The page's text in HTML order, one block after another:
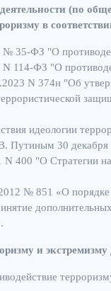
(по
в
№ 35-ФЗ "О
114-ФЗ "О
N 374н "Об
идеологии
Путиным 30
400 "О Стратегии
№ 851 «О порядке
и